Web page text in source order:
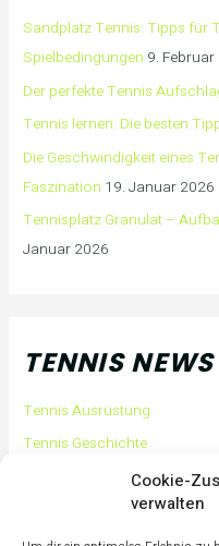
Cookie-
verwalten
Sandplatz Tennis: Tipps für
Spielbedingungen 9.
Der perfekte Tennis
Tennis lernen: Die besten
Die Geschwindigkeit eines
Faszination 19. Januar 2026
Tennisplatz Granulat –
Januar 2026
TENNIS NEWS
Tennis Ausrüstung
Tennis Geschichte
Tennis Tipps und Tricks